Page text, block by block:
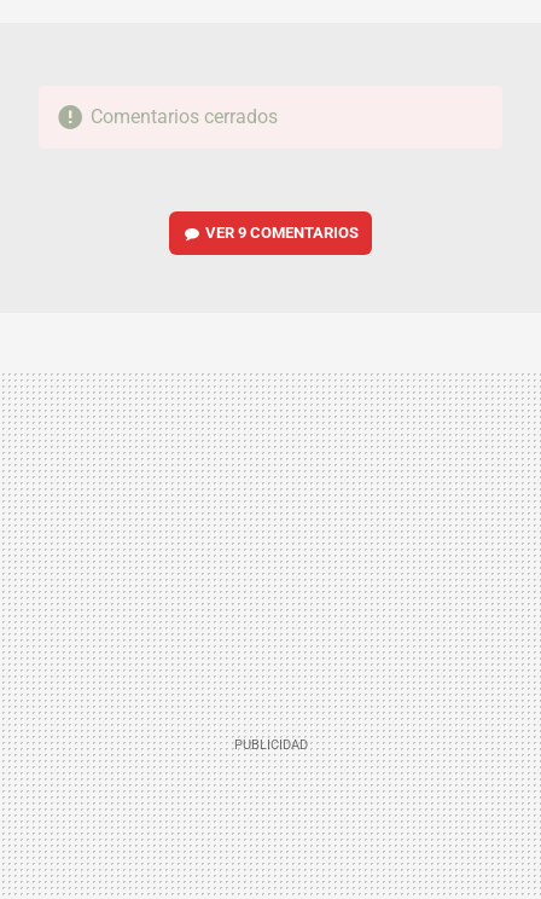
Comentarios cerrados
VER9 COMENTARIOS